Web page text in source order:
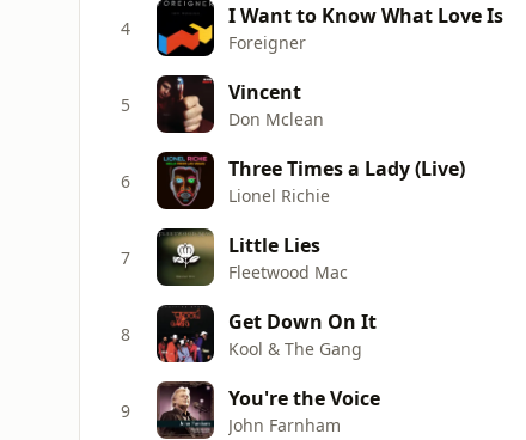
4 I Want to Know What Love Is
Foreigner
5 Vincent
Don Mclean
6 Three Times a Lady (Live)
Lionel Richie
7 Little Lies
Fleetwood Mac
8 Get Down On It
Kool & The Gang
9 You're the Voice
John Farnham